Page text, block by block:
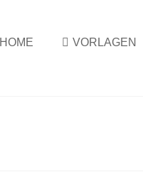
HOME VORLAGEN